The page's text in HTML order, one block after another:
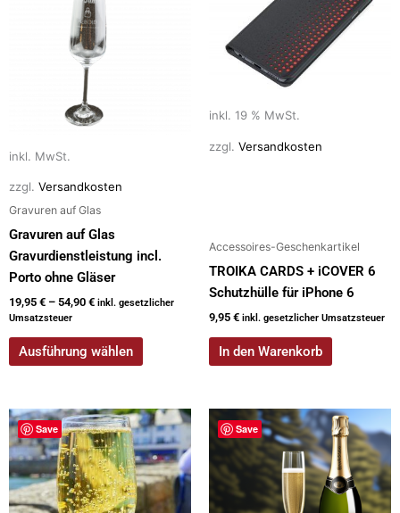
inkl. MwSt.
zzgl. Versandkosten
Gravuren auf Glas
Gravuren auf Glas
Gravurdienstleistung incl.
Porto ohne Gläser
19,95 € – 54,90 € inkl. gesetzlicher
Umsatzsteuer
Ausführung wählen
auf
Produktseite
gewählt
werden
inkl. 19 % MwSt.
zzgl. Versandkosten
Accessoires-Geschenkartikel
TROIKA CARDS + iCOVER 6
Schutzhülle für iPhone 6
9,95 € inkl. gesetzlicher Umsatzsteuer
In den Warenkorb
Save Save